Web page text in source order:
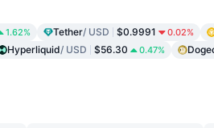
1.62% Tether/ USD $0.9991 0.02%
Hyperliquid/ USD $56.30 0.47%